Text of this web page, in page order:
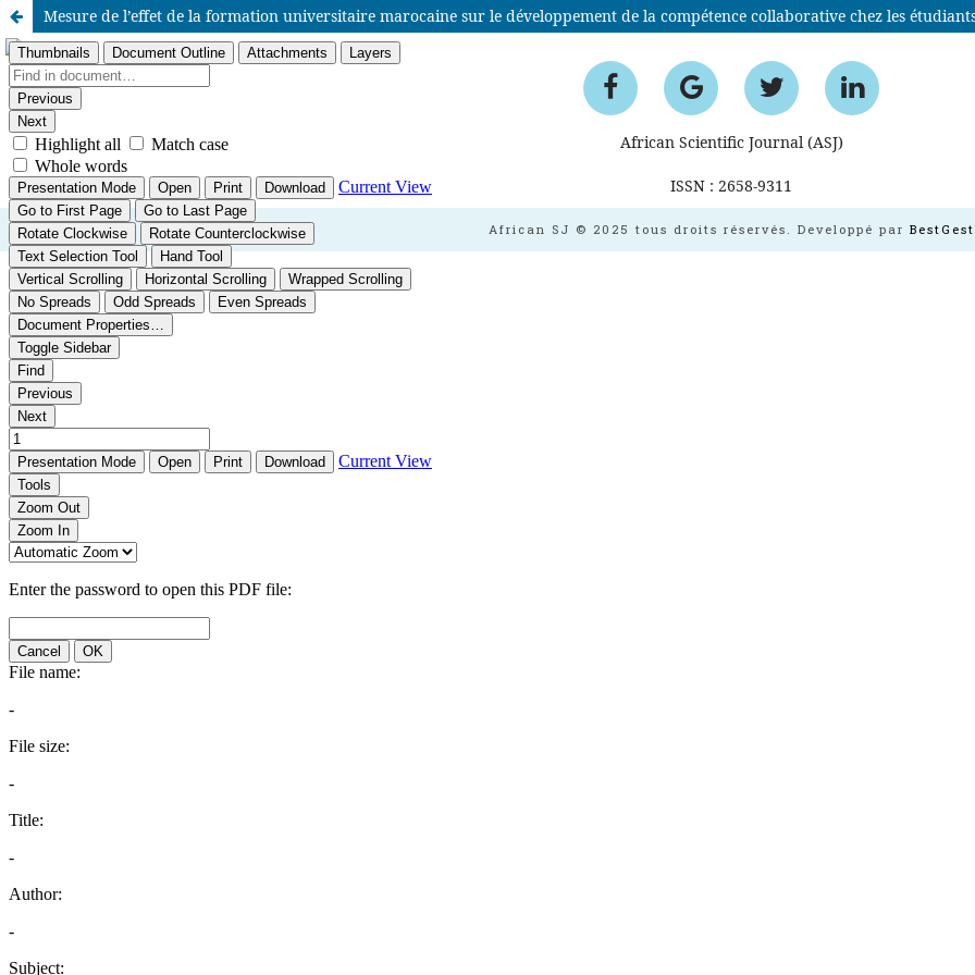
Mesure de l’effet de la formation universitaire marocaine sur le développement de la compétence collaborative chez les
African Scientific Journal (ASJ)
ISSN : 2658-9311
African SJ © 2025 tous droits réservés. Developpé par BestGest